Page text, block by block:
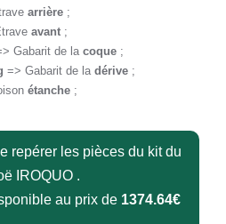
arrière ;
avant ;
Gabarit de la coque ;
=> Gabarit de ladérive ;
étanche ;
repérer les pièces du kit du
IROQUO .
au prix de 1374.64€